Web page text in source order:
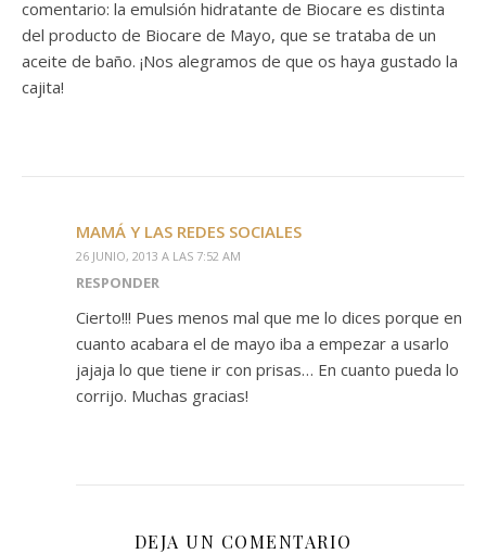
comentario: la emulsión hidratante de Biocare es distinta
del producto de Biocare de Mayo, que se trataba de un
aceite de baño. ¡Nos alegramos de que os haya gustado la
cajita!
MAMÁ Y LAS REDES SOCIALES
26 JUNIO, 2013 A LAS 7:52 AM
RESPONDER
Cierto!!! Pues menos mal que me lo dices porque en
cuanto acabara el de mayo iba a empezar a usarlo
jajaja lo que tiene ir con prisas… En cuanto pueda lo
corrijo. Muchas gracias!
DEJA UN COMENTARIO